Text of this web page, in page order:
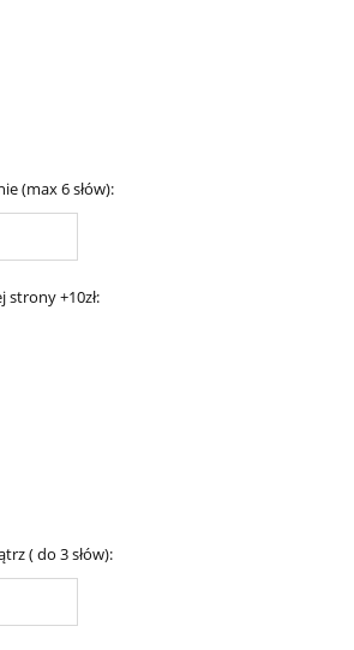
(max 6 słów):
strony +10zł:
( do 3 słów):